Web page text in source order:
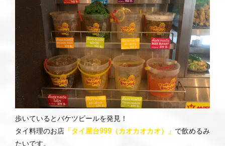
歩いているとバケツビールを発見！
タイ料理のお店 「タイ屋台999（カオカオカオ）」 で飲めるみ
たいです。